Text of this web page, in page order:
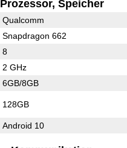
Prozessor, Speicher
Qualcomm
Snapdragon 662
8
2 GHz
6GB/8GB
128GB
Android 10